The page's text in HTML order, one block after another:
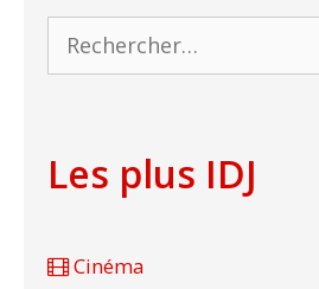
Rechercher :
Les plus IDJ
Cinéma